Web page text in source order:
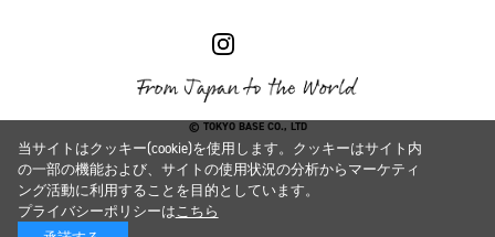
© TOKYO BASE CO., LTD
当サイトはクッキー(cookie)を使用します。クッキーはサイト内
の一部の機能および、サイトの使用状況の分析からマーケティ
ング活動に利用することを目的としています。
プライバシーポリシーはこちら